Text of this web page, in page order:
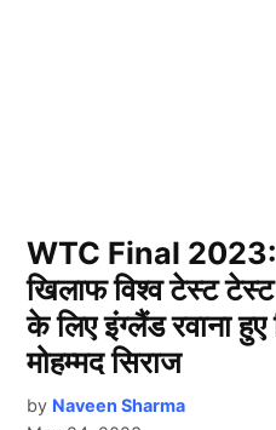
WTC Final 2023:
खिलाफ विश्व टेस्ट
के लिए इंग्लैंड रवाना
मोहम्मद सिराज
by Naveen Sharma